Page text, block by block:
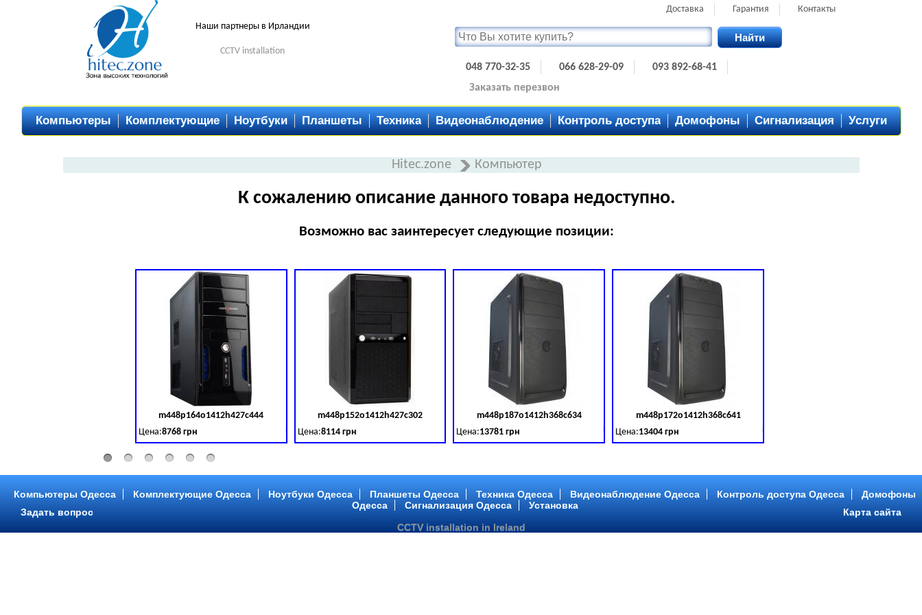
Наши партнеры в Ирландии
CCTV installation
Доставка Гарантия Контакты
Найти
048 770-32-35 066 628-29-09
093 892-68-41
Заказать перезвон
Компьютеры Комплектующие Ноутбуки Планшеты Техника Видеонаблюдение Контроль доступа Домофоны Сигнализация Услуги
Hitec.zone Компьютер
К сожалению описание данного товара недоступно.
Возможно вас заинтересует следующие позиции:
m448p164o1412h427c444
Цена:8768 грн Код товара:379028
Intel Core ™ i3 2 ядра 3.50GHz,ОЗУ: 2 GB, DDR 3 (1600 MHz) HDD: TOSHIBA 500 GB (SATA III)
m448p152o1412h427c302
Цена:8114 грн Код товара:379029
Intel Core ™ i3 2 ядра 3.40GHz,ОЗУ: 2 GB, DDR 3 (1600 MHz) HDD: TOSHIBA 500 GB (SATA III)
m448p187o1412h368c634
Цена:13781 грн Код товара:379030
Intel Core ™ i5 2 ядра 2.90GHz,ОЗУ: 2 GB, DDR 3 (1600 MHz) HDD: Seagate 2 TB (SATA III)
m448p172o1412h368c641
Цена:13404 грн Код товара:
Intel Core ™ i5 4 ядра 3.20GHz,ОЗУ: 2 GB, DDR 3 (1600 MHz) HDD: Seagate 2
Компьютеры Одесса Комплектующие Одесса Ноутбуки Одесса Планшеты Одесса Техника Одесса Видеонаблюдение Одесса Контроль доступа Одесса
Домофоны
Одесса
Сигнализация Одесса Установка
Карта сайта
Задать вопрос
CCTV installation in Ireland